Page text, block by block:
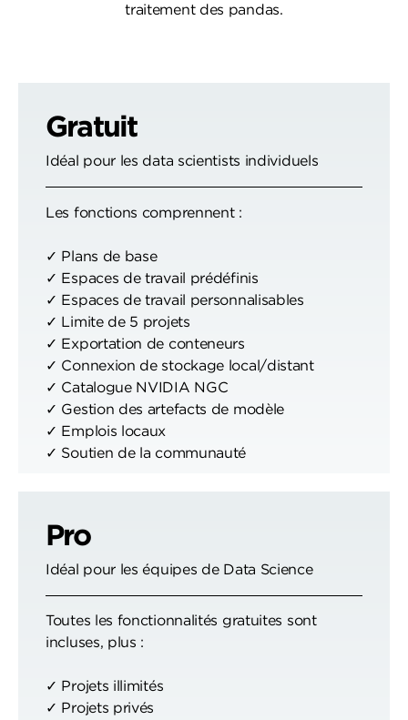
traitement des pandas.
Gratuit
Idéal pour les data scientists individuels
Les fonctions comprennent :
✓ Plans de base
✓ Espaces de travail prédéfinis
✓ Espaces de travail personnalisables
✓ Limite de 5 projets
✓ Exportation de conteneurs
✓ Connexion de stockage local/distant
✓ Catalogue NVIDIA NGC
✓ Gestion des artefacts de modèle
✓ Emplois locaux
✓ Soutien de la communauté
Pro
Idéal pour les équipes de Data Science
Toutes les fonctionnalités gratuites sont
incluses, plus :
✓ Projets illimités
✓ Projets privés